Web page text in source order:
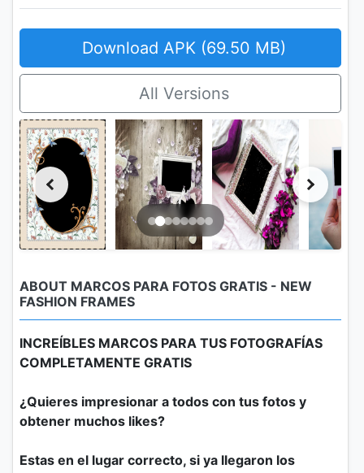
Download APK (69.50 MB)
All Versions
ABOUT MARCOS PARA FOTOS GRATIS - NEW
FASHION FRAMES
INCREÍBLES MARCOS PARA TUS FOTOGRAFÍAS
COMPLETAMENTE GRATIS
¿Quieres impresionar a todos con tus fotos y
obtener muchos likes?
Estas en el lugar correcto, si ya llegaron los